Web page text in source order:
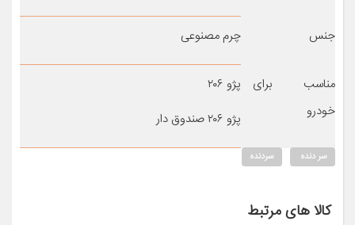
جنس چرم مصنوعی
مناسب برای
خودرو
پژو ۲۰۶
پژو ۲۰۶ صندوق دار
سر دنده سردنده
کالا های مرتبط